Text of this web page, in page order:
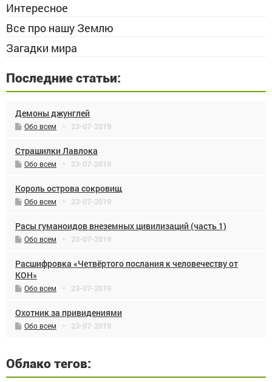
Интересное
Все про нашу Землю
Загадки мира
Последние статьи:
Демоны джунглей
Обо всем 23-07-2019
Страшилки Лавлока
Обо всем 23-07-2019
Король острова сокровищ
Обо всем 23-07-2019
Расы гуманоидов внеземных цивилизаций (часть 1)
Обо всем 23-07-2019
Расшифровка «Четвёртого послания к человечеству от
КОН»
Обо всем 23-07-2019
Охотник за привидениями
Обо всем 23-07-2019
Облако тегов: